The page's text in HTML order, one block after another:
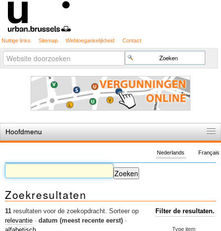
Nuttige links Sitemap Webtoegankelijkheid Contact
Zoek
Geavanceerd
zoeken...
Hoofdmenu
De spelregels
Stedenbouwkundige vergunning
Cartografie
Studies en publicaties
Sleutelwoorden
Français
Nederlands
Zoekresultaten
11 resultaten voor de zoekopdracht. Filter de resultaten.
Type item
Sorteer op
relevantie · datum (meest recente eerst) ·